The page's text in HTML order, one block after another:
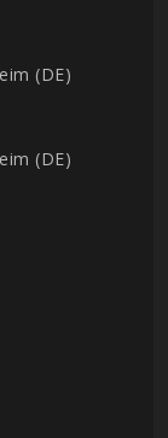
(DE)
(DE)